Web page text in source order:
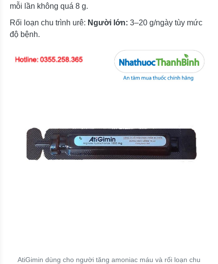
mỗi lần không quá 8 g.
Rối loạn chu trình urê: Người lớn: 3–20 g/ngày tùy mức
độ bệnh.
AtiGimin dùng cho người tăng amoniac máu và rối loạn chu